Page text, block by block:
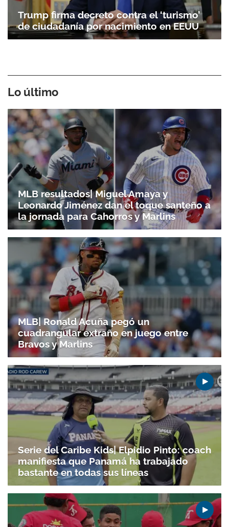
Trump firma decreto contra el ‘turismo’
de ciudadanía por nacimiento en EEUU
Lo último
MLB resultados| Miguel Amaya y
Leonardo Jiménez dan el toque santeño a
la jornada para Cahorros y Marlins
MLB| Ronald Acuña pegó un
cuadrangular extraño en juego entre
Bravos y Marlins
Serie del Caribe Kids| Elpidio Pinto: coach
manifiesta que Panamá ha trabajado
bastante en todas sus líneas